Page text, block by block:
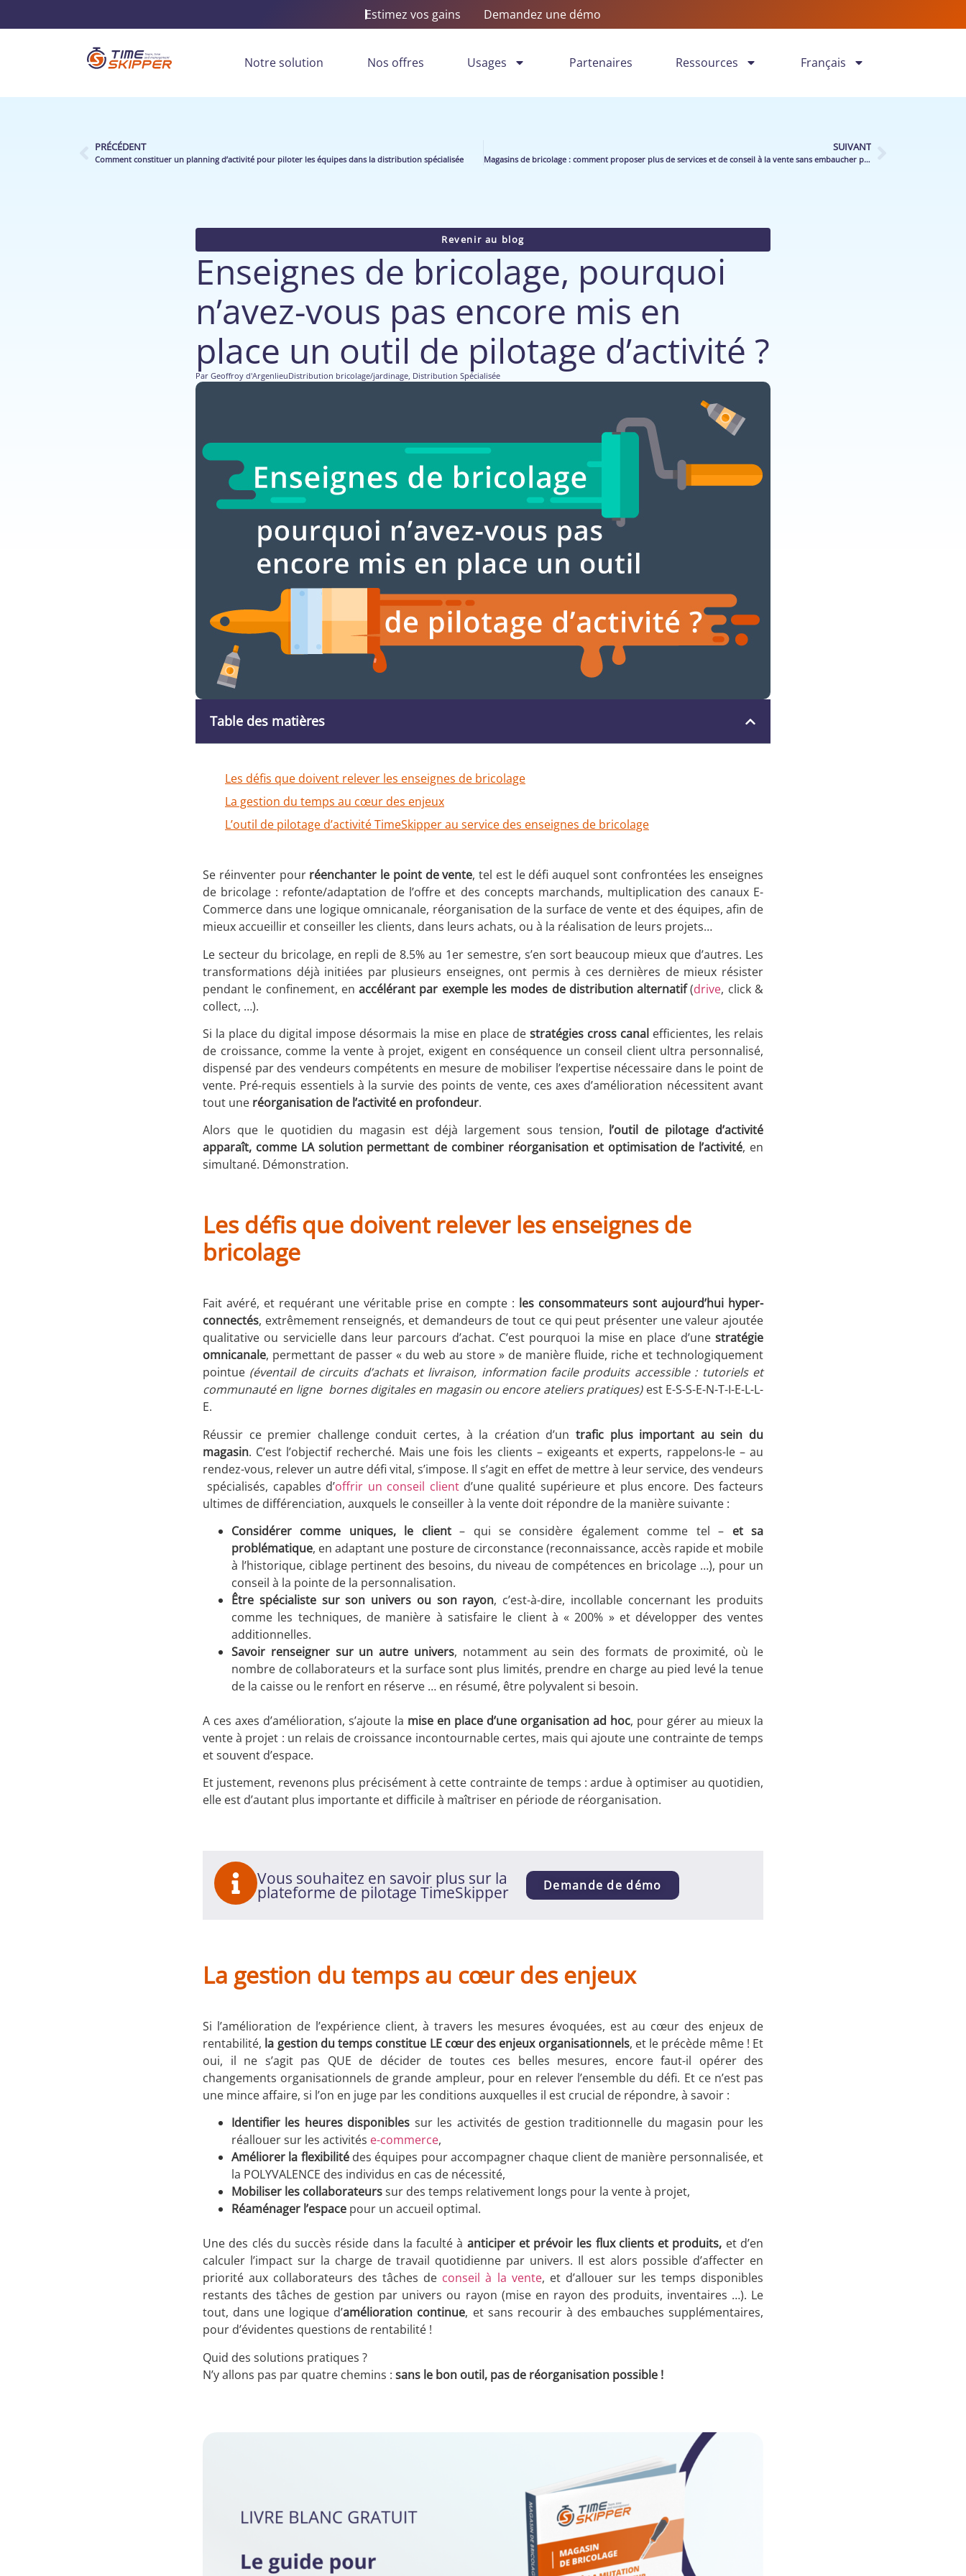
Estimez vos gains Demandez une démo
Notre solution Nos offres Usages Partenaires Ressources Français
PRÉCÉDENT
Comment constituer un planning d’activité pour piloter les équipes dans la distribution spécialisée
SUIVANT
Magasins de bricolage : comment proposer plus de services et de conseil à la vente sans embaucher plus ?
Revenir au blog
Enseignes de bricolage, pourquoi
n’avez-vous pas encore mis en
place un outil de pilotage d’activité ?
Par Geoffroy d'ArgenlieuDistribution bricolage/jardinage, Distribution Spécialisée
Table des matières
Les défis que doivent relever les enseignes de bricolage
La gestion du temps au cœur des enjeux
L’outil de pilotage d’activité TimeSkipper au service des enseignes de bricolage
Se réinventer pour réenchanter le point de vente, tel est le défi auquel sont confrontées les enseignes
de bricolage : refonte/adaptation de l’offre et des concepts marchands, multiplication des canaux E-
Commerce dans une logique omnicanale, réorganisation de la surface de vente et des équipes, afin de
mieux accueillir et conseiller les clients, dans leurs achats, ou à la réalisation de leurs projets…
Le secteur du bricolage, en repli de 8.5% au 1er semestre, s’en sort beaucoup mieux que d’autres. Les
transformations déjà initiées par plusieurs enseignes, ont permis à ces dernières de mieux résister
pendant le confinement, en accélérant par exemple les modes de distribution alternatif(drive, click &
collect, …).
Si la place du digital impose désormais la mise en place de stratégies cross canal efficientes, les relais
de croissance, comme la vente à projet, exigent en conséquence un conseil client ultra personnalisé,
dispensé par des vendeurs compétents en mesure de mobiliser l’expertise nécessaire dans le point de
vente. Pré-requis essentiels à la survie des points de vente, ces axes d’amélioration nécessitent avant
tout une réorganisation de l’activité en profondeur.
Alors que le quotidien du magasin est déjà largement sous tension, l’outil de pilotage d’activité
apparaît, comme LA solution permettant de combiner réorganisation et optimisation de l’activité, en
simultané. Démonstration.
Les défis que doivent relever les enseignes de
bricolage
Fait avéré, et requérant une véritable prise en compte : les consommateurs sont aujourd’hui hyper-
connectés, extrêmement renseignés, et demandeurs de tout ce qui peut présenter une valeur ajoutée
qualitative ou servicielle dans leur parcours d’achat. C’est pourquoi la mise en place d’une stratégie
omnicanale, permettant de passer « du web au store » de manière fluide, riche et technologiquement
pointue (éventail de circuits d’achats et livraison, information facile produits accessible : tutoriels et
communauté en ligne bornes digitales en magasin ou encore ateliers pratiques)est E-S-S-E-N-T-I-E-L-L-
E.
Réussir ce premier challenge conduit certes, à la création d’un trafic plus important au sein du
magasin. C’est l’objectif recherché. Mais une fois les clients – exigeants et experts, rappelons-le – au
rendez-vous, relever un autre défi vital, s’impose. Il s’agit en effet de mettre à leur service, des vendeurs
spécialisés, capables d’offrir un conseil clientd’une qualité supérieure et plus encore. Des facteurs
ultimes de différenciation, auxquels le conseiller à la vente doit répondre de la manière suivante :
Considérer comme uniques, le client– qui se considère également comme tel – et sa
problématique, en adaptant une posture de circonstance (reconnaissance, accès rapide et mobile
à l’historique, ciblage pertinent des besoins, du niveau de compétences en bricolage …), pour un
conseil à la pointe de la personnalisation.
Être spécialiste sur son univers ou son rayon, c’est-à-dire, incollable concernant les produits
comme les techniques, de manière à satisfaire le client à « 200% » et développer des ventes
additionnelles.
Savoir renseigner sur un autre univers, notamment au sein des formats de proximité, où le
nombre de collaborateurs et la surface sont plus limités, prendre en charge au pied levé la tenue
de la caisse ou le renfort en réserve … en résumé, être polyvalent si besoin.
A ces axes d’amélioration, s’ajoute la mise en place d’une organisation ad hoc, pour gérer au mieux la
vente à projet : un relais de croissance incontournable certes, mais qui ajoute une contrainte de temps
et souvent d’espace.
Et justement, revenons plus précisément à cette contrainte de temps : ardue à optimiser au quotidien,
elle est d’autant plus importante et difficile à maîtriser en période de réorganisation.
Vous souhaitez en savoir plus sur la
plateforme de pilotage TimeSkipper Demande de démo
La gestion du temps au cœur des enjeux
Si l’amélioration de l’expérience client, à travers les mesures évoquées, est au cœur des enjeux de
rentabilité, la gestion du temps constitue LE cœur des enjeux organisationnels, et le précède même ! Et
oui, il ne s’agit pas QUE de décider de toutes ces belles mesures, encore faut-il opérer des
changements organisationnels de grande ampleur, pour en relever l’ensemble du défi. Et ce n’est pas
une mince affaire, si l’on en juge par les conditions auxquelles il est crucial de répondre, à savoir :
Identifier les heures disponibles sur les activités de gestion traditionnelle du magasin pour les
réallouer sur les activités e-commerce,
Améliorer la flexibilitédes équipes pour accompagner chaque client de manière personnalisée, et
la POLYVALENCE des individus en cas de nécessité,
Mobiliser les collaborateurssur des temps relativement longs pour la vente à projet,
Réaménager l’espace pour un accueil optimal.
Une des clés du succès réside dans la faculté à anticiper et prévoir les flux clients et produits, et d’en
calculer l’impact sur la charge de travail quotidienne par univers. Il est alors possible d’affecter en
priorité aux collaborateurs des tâches de conseil à la vente, et d’allouer sur les temps disponibles
restants des tâches de gestion par univers ou rayon (mise en rayon des produits, inventaires …). Le
tout, dans une logique d’amélioration continue, et sans recourir à des embauches supplémentaires,
pour d’évidentes questions de rentabilité !
Quid des solutions pratiques ?
N’y allons pas par quatre chemins : sans le bon outil, pas de réorganisation possible !